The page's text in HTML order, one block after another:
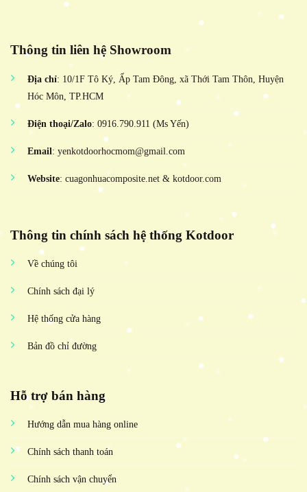
Thông tin liên hệ Showroom
Địa chỉ: 10/1F Tô Ký, Ấp Tam Đông, xã Thới Tam Thôn, Huyện
Hóc Môn, TP.HCM
Điện thoại/Zalo: 0916.790.911 (Ms Yến)
Email: yenkotdoorhocmom@gmail.com
Website: cuagonhuacomposite.net & kotdoor.com
Thông tin chính sách hệ thống Kotdoor
Về chúng tôi
Chính sách đại lý
Hệ thống cửa hàng
Bản đồ chỉ đường
Hỗ trợ bán hàng
Hướng dẫn mua hàng online
Chính sách thanh toán
Chính sách vận chuyển